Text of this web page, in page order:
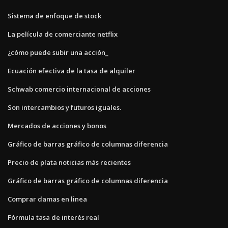
Sistema de enfoque de stock
La película de comerciante netflix
¿cómo puede subir una acción_
Ecuación efectiva de la tasa de alquiler
Schwab comercio internacional de acciones
Son intercambios y futuros iguales.
Mercados de acciones y bonos
Gráfico de barras gráfico de columnas diferencia
Precio de plata noticias más recientes
Gráfico de barras gráfico de columnas diferencia
Comprar damas en linea
Fórmula tasa de interés real